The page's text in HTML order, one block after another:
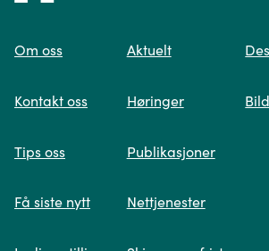
Spør oss
søk og viser deg vår mest
forsiden
Om oss
Kontakt oss
Tips oss
Få siste nytt
Aktuelt
Høringer
Publikasjoner
Nettjenester